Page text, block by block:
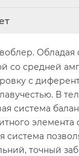
Обладая
со средней
с
В
система
элемента
система
точный